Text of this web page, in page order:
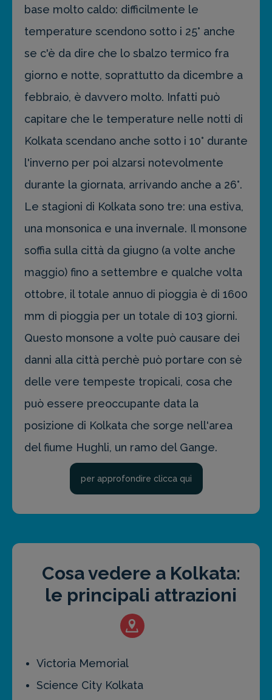
base molto caldo: difficilmente le
temperature scendono sotto i 25° anche
se c'è da dire che lo sbalzo termico fra
giorno e notte, soprattutto da dicembre a
febbraio, è davvero molto. Infatti può
capitare che le temperature nelle notti di
Kolkata scendano anche sotto i 10° durante
l'inverno per poi alzarsi notevolmente
durante la giornata, arrivando anche a 26°.
Le stagioni di Kolkata sono tre: una estiva,
una monsonica e una invernale. Il monsone
soffia sulla città da giugno (a volte anche
maggio) fino a settembre e qualche volta
ottobre, il totale annuo di pioggia è di 1600
mm di pioggia per un totale di 103 giorni.
Questo monsone a volte può causare dei
danni alla città perchè può portare con sè
delle vere tempeste tropicali, cosa che
può essere preoccupante data la
posizione di Kolkata che sorge nell'area
del fiume Hughli, un ramo del Gange.
per approfondire clicca qui
Cosa vedere a Kolkata:
le principali attrazioni
Victoria Memorial
Science City Kolkata